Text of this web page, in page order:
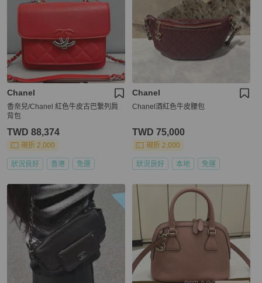
Chanel
香奈兒/Chanel 紅色牛皮古巴繫列肩
背包
TWD 88,374
現折 2,000
狀況良好 香港 免運
Chanel
Chanel酒紅色牛皮腰包
TWD 75,000
現折 2,000
狀況良好 本地 免運